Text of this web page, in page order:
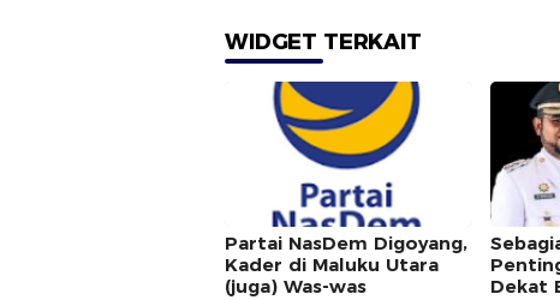
WIDGET TERKAIT
Partai NasDem Digoyang,
Kader di Maluku Utara
(juga) Was-was
Dekat